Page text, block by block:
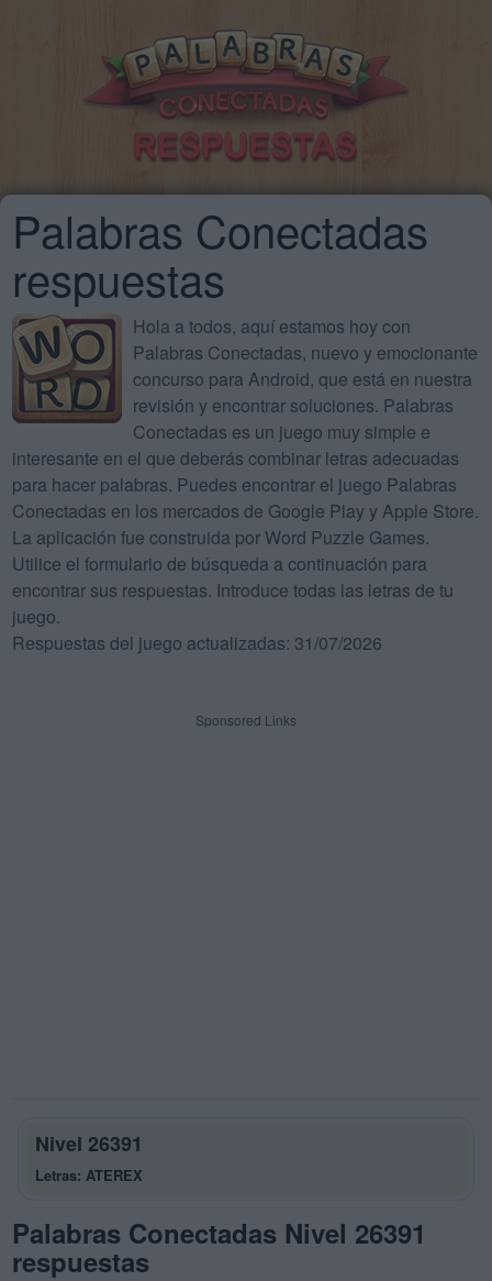
Palabras Conectadas
respuestas
Hola a todos, aquí estamos hoy con
Palabras Conectadas, nuevo y emocionante
concurso para Android, que está en nuestra
revisión y encontrar soluciones. Palabras
Conectadas es un juego muy simple e
interesante en el que deberás combinar letras adecuadas
para hacer palabras. Puedes encontrar el juego Palabras
Conectadas en los mercados de Google Play y Apple Store.
La aplicación fue construida por Word Puzzle Games.
Utilice el formulario de búsqueda a continuación para
encontrar sus respuestas. Introduce todas las letras de tu
juego.
Respuestas del juego actualizadas: 31/07/2026
Sponsored Links
Nivel 26391
Letras: ATEREX
Palabras Conectadas Nivel 26391
respuestas